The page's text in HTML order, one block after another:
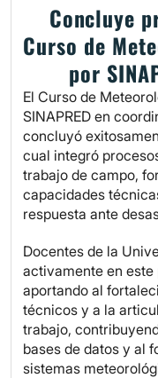
Concluye
Curso de
por
El Curso de
SINAPRED en
concluyó
cual integró
trabajo de campo,
capacidades
respuesta ante
Docentes de la
activamente en
aportando al
técnicos y a la
trabajo,
bases de datos y al
sistemas